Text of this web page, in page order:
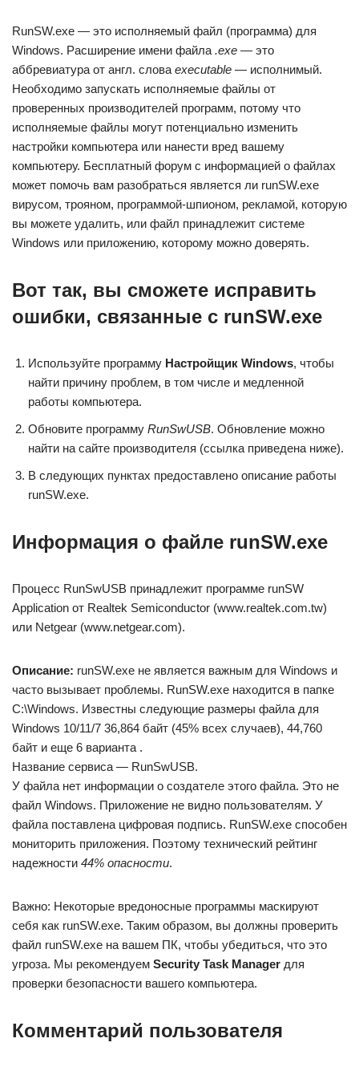
RunSW.exe — это исполняемый файл (программа) для
Windows. Расширение имени файла .exe — это
аббревиатура от англ. слова executable — исполнимый.
Необходимо запускать исполняемые файлы от
проверенных производителей программ, потому что
исполняемые файлы могут потенциально изменить
настройки компьютера или нанести вред вашему
компьютеру. Бесплатный форум с информацией о файлах
может помочь вам разобраться является ли runSW.exe
вирусом, трояном, программой-шпионом, рекламой, которую
вы можете удалить, или файл принадлежит системе
Windows или приложению, которому можно доверять.
Вот так, вы сможете исправить
ошибки, связанные с runSW.exe
Используйте программу Настройщик Windows, чтобы
найти причину проблем, в том числе и медленной
работы компьютера.
Обновите программу RunSwUSB. Обновление можно
найти на сайте производителя (ссылка приведена ниже).
В следующих пунктах предоставлено описание работы
runSW.exe.
Информация о файле runSW.exe
Процесс RunSwUSB принадлежит программе runSW
Application от Realtek Semiconductor (www.realtek.com.tw)
или Netgear (www.netgear.com).
Описание: runSW.exe не является важным для Windows и
часто вызывает проблемы. RunSW.exe находится в папке
C:\Windows. Известны следующие размеры файла для
Windows 10/11/7 36,864 байт (45% всех случаев), 44,760
байт и еще 6 варианта .
Название сервиса — RunSwUSB.
У файла нет информации о создателе этого файла. Это не
файл Windows. Приложение не видно пользователям. У
файла поставлена цифровая подпись. RunSW.exe способен
мониторить приложения. Поэтому технический рейтинг
надежности 44% опасности.
Важно: Некоторые вредоносные программы маскируют
себя как runSW.exe. Таким образом, вы должны проверить
файл runSW.exe на вашем ПК, чтобы убедиться, что это
угроза. Мы рекомендуем Security Task Manager для
проверки безопасности вашего компьютера.
Комментарий пользователя